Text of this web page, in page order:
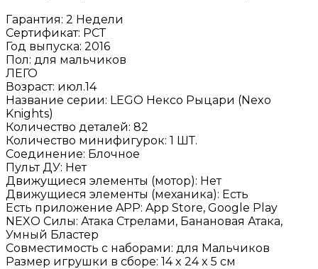
Гарантия: 2 Недели
Сертификат: РСТ
Год выпуска: 2016
Пол: для мальчиков
ЛЕГО
Возраст: июл.14
Название серии: LEGO Нексо Рыцари (Nexo
Knights)
Количество деталей: 82
Количество минифигурок: 1 ШТ.
Соединение: Блочное
Пульт ДУ: Нет
Движущиеся элементы (мотор): Нет
Движущиеся элементы (механика): Есть
Есть приложение APP: App Store, Google Play
NEXO Силы: Атака Стрелами, Банановая Атака,
Умный Бластер
Совместимость с наборами: для Мальчиков
Размер игрушки в сборе: 14 x 24 x 5 см